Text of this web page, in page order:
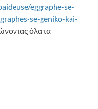
eggraphe-se-
se-geniko-kai-
όλα τα